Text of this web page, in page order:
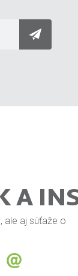
A
ale aj súťaže o